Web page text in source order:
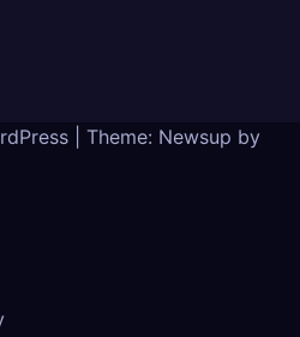
Theme: Newsup by